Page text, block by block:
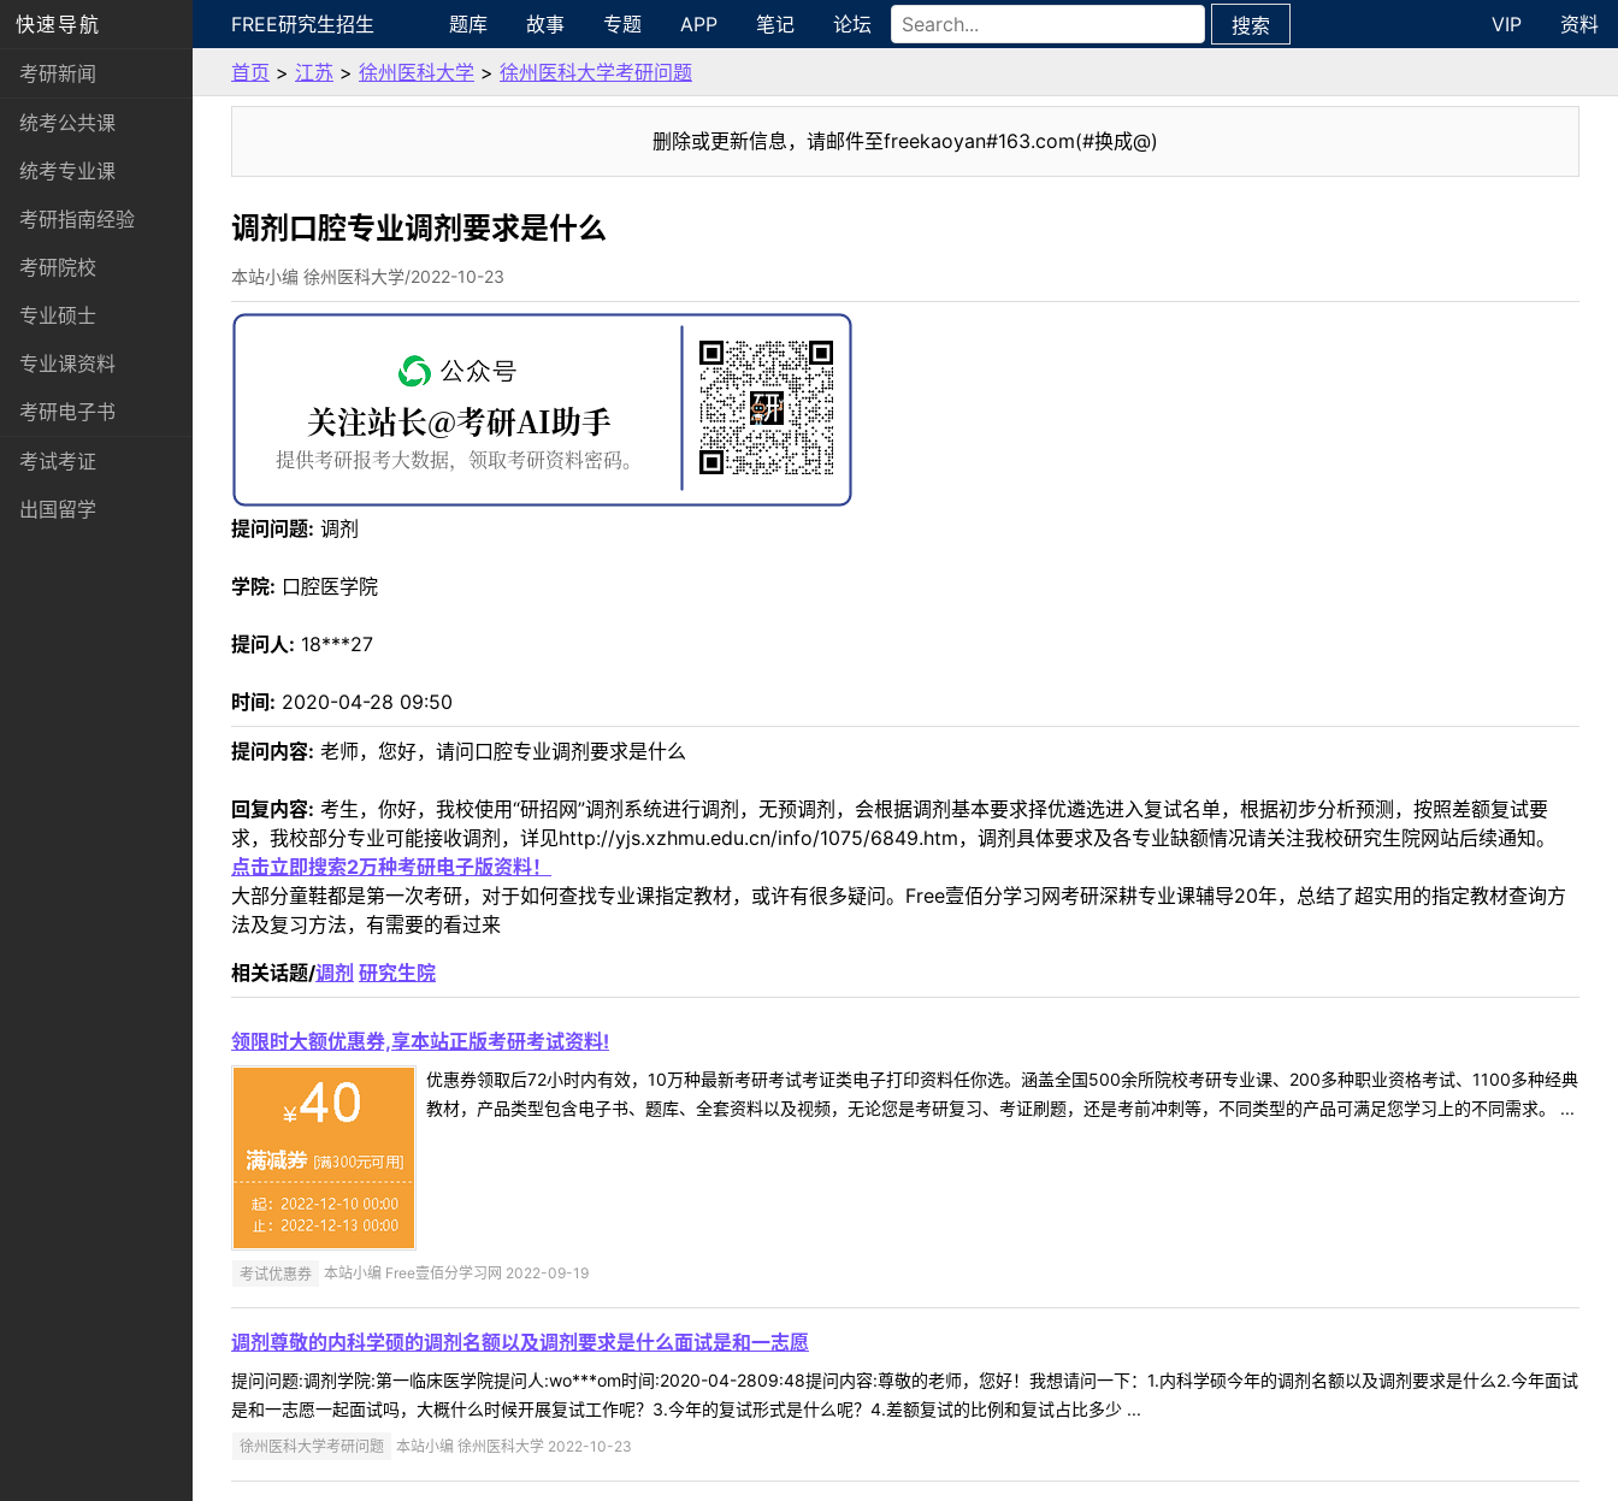
快速导航
考研新闻
统考公共课
统考专业课
考研指南经验
考研院校
专业硕士
专业课资料
考研电子书
考试考证
出国留学
FREE研究生招生 题库 故事 专题 APP 笔记 论坛 搜索 VIP
资料
首页 > 江苏 > 徐州医科大学 > 徐州医科大学考研问题
删除或更新信息，请邮件至freekaoyan#163.com(#换成@)
调剂口腔专业调剂要求是什么
本站小编 徐州医科大学/2022-10-23
提问问题: 调剂
学院: 口腔医学院
提问人: 18***27
时间: 2020-04-28 09:50
提问内容: 老师，您好，请问口腔专业调剂要求是什么
回复内容: 考生，你好，我校使用“研招网”调剂系统进行调剂，无预调剂，会根据调剂基本要求择优遴选进入复试名单，根据初步分析预测，按照差额复试要
求，我校部分专业可能接收调剂，详见http://yjs.xzhmu.edu.cn/info/1075/6849.htm，调剂具体要求及各专业缺额情况请关注我校研究生院网站后续通知。
点击立即搜索2万种考研电子版资料！
大部分童鞋都是第一次考研，对于如何查找专业课指定教材，或许有很多疑问。Free壹佰分学习网考研深耕专业课辅导20年，总结了超实用的指定教材查询方
法及复习方法，有需要的看过来
相关话题/调剂 研究生院
领限时大额优惠券,享本站正版考研考试资料!
优惠券领取后72小时内有效，10万种最新考研考试考证类电子打印资料任你选。涵盖全国500余所院校考研专业课、200多种职业资格考试、1100多种经典
教材，产品类型包含电子书、题库、全套资料以及视频，无论您是考研复习、考证刷题，还是考前冲刺等，不同类型的产品可满足您学习上的不同需求。 ...
考试优惠券 本站小编 Free壹佰分学习网 2022-09-19
调剂尊敬的内科学硕的调剂名额以及调剂要求是什么面试是和一志愿
提问问题:调剂学院:第一临床医学院提问人:wo***om时间:2020-04-2809:48提问内容:尊敬的老师，您好！我想请问一下：1.内科学硕今年的调剂名额以及调剂要求是什么2.今年面试
是和一志愿一起面试吗，大概什么时候开展复试工作呢？3.今年的复试形式是什么呢？4.差额复试的比例和复试占比多少 ...
徐州医科大学考研问题 本站小编 徐州医科大学 2022-10-23